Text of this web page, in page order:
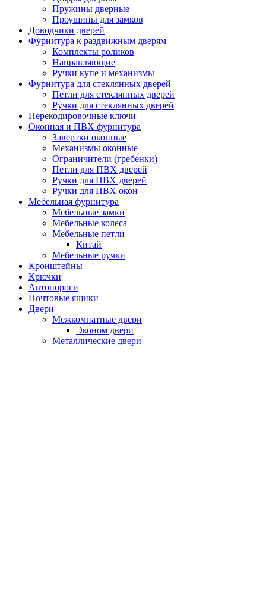
Пружины дверные
Проушины для замков
Доводчики дверей
Фурнитура к раздвижным дверям
Комплекты роликов
Направляющие
Ручки купе и механизмы
Фурнитура для стеклянных дверей
Петли для стеклянных дверей
Ручки для стеклянных дверей
Перекодировочные ключи
Оконная и ПВХ фурнитура
Завертки оконные
Механизмы оконные
Ограничители (гребенки)
Петли для ПВХ дверей
Ручки для ПВХ дверей
Ручки для ПВХ окон
Мебельная фурнитура
Мебельные замки
Мебельные колеса
Мебельные петли
Китай
Мебельные ручки
Кронштейны
Крючки
Автопороги
Почтовые ящики
Двери
Межкомнатные двери
Эконом двери
Металлические двери